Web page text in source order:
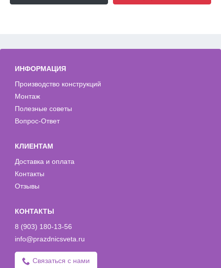
ИНФОРМАЦИЯ
Производство конструкций
Монтаж
Полезные советы
Вопрос-Ответ
КЛИЕНТАМ
Доставка и оплата
Контакты
Отзывы
КОНТАКТЫ
8 (903) 180-13-56
info@prazdnicsveta.ru
Связаться с нами